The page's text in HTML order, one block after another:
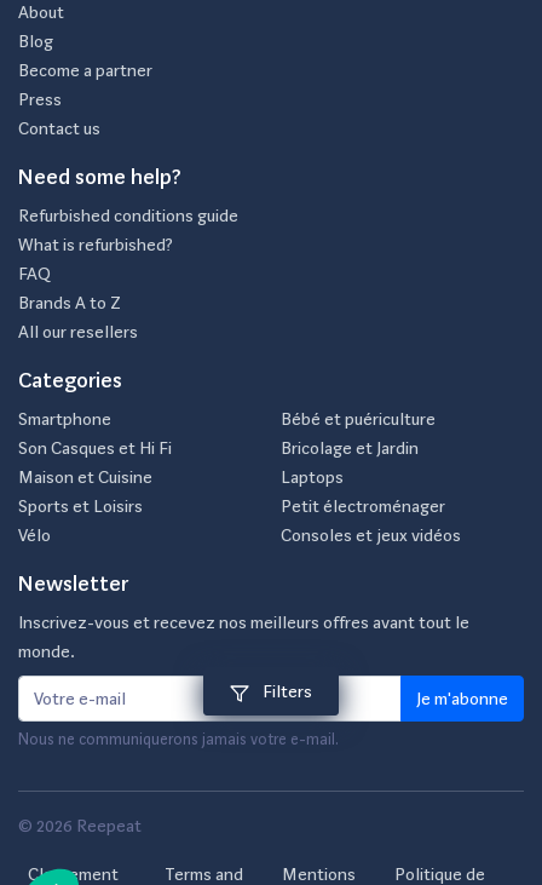
Filters
About
Blog
Become a partner
Press
Contact us
Need some help?
Refurbished conditions guide
What is refurbished?
FAQ
Brands A to Z
All our resellers
Categories
Smartphone
Son Casques et Hi Fi
Maison et Cuisine
Sports et Loisirs
Vélo
Bébé et puériculture
Bricolage et Jardin
Laptops
Petit électroménager
Consoles et jeux vidéos
Newsletter
Inscrivez-vous et recevez nos meilleurs offres avant tout le
monde.
Je m'abonne
Nous ne communiquerons jamais votre e-mail.
© 2026 Reepeat
Classement Terms and Mentions Politique de